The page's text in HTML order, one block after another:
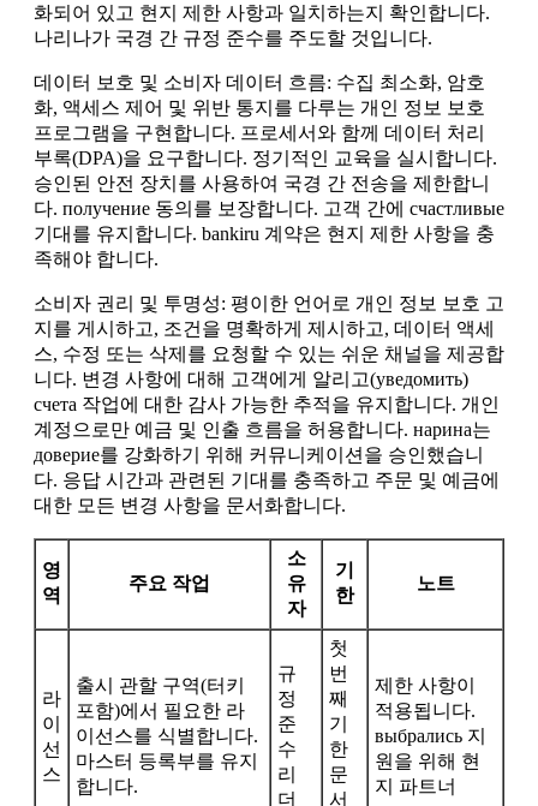
화되어 있고 현지 제한 사항과 일치하는지 확인합니다.
나리나가 국경 간 규정 준수를 주도할 것입니다.
데이터 보호 및 소비자 데이터 흐름: 수집 최소화, 암호
화, 액세스 제어 및 위반 통지를 다루는 개인 정보 보호
프로그램을 구현합니다. 프로세서와 함께 데이터 처리
부록(DPA)을 요구합니다. 정기적인 교육을 실시합니다.
승인된 안전 장치를 사용하여 국경 간 전송을 제한합니
다. получение 동의를 보장합니다. 고객 간에 счастливые
기대를 유지합니다. bankiru 계약은 현지 제한 사항을 충
족해야 합니다.
소비자 권리 및 투명성: 평이한 언어로 개인 정보 보호 고
지를 게시하고, 조건을 명확하게 제시하고, 데이터 액세
스, 수정 또는 삭제를 요청할 수 있는 쉬운 채널을 제공합
니다. 변경 사항에 대해 고객에게 알리고(уведомить)
счета 작업에 대한 감사 가능한 추적을 유지합니다. 개인
계정으로만 예금 및 인출 흐름을 허용합니다. нарина는
доверие를 강화하기 위해 커뮤니케이션을 승인했습니
다. 응답 시간과 관련된 기대를 충족하고 주문 및 예금에
대한 모든 변경 사항을 문서화합니다.
영
역
주요 작업
소
유
자
기
한
노트
라
이
선
스
출시 관할 구역(터키
포함)에서 필요한 라
이선스를 식별합니다.
마스터 등록부를 유지
합니다.
규
정
준
수
리
더
첫
번
째
기
한
문
서
제한 사항이
적용됩니다.
выбрaлись 지
원을 위해 현
지 파트너